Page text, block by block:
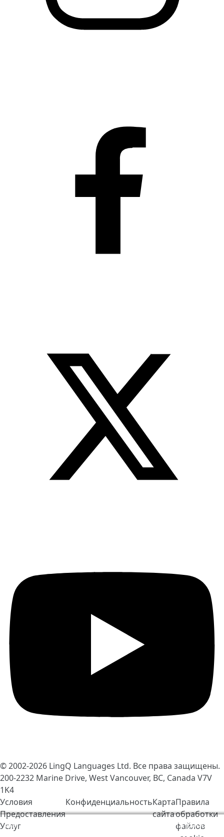
Мы используем cookie-файлы, чтобы сделать работу
© 2002-2026 LingQ Languages Ltd. Все права защищены.
200-2232 Marine Drive, West Vancouver, BC, Canada V7V
1K4
Условия
Предоставления
Услуг
КонфиденциальностьКарта
сайта
Правила
обработки
файлов